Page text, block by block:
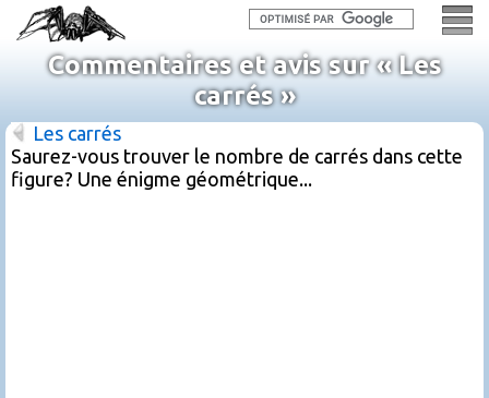
Commentaires et avis sur « Les
carrés »
Les carrés
Saurez-vous trouver le nombre de carrés dans cette
figure? Une énigme géométrique...